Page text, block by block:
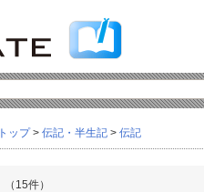
トップ> 伝記・半生記 > 伝記
（15件）